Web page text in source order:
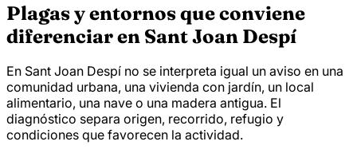
Plagas y entornos que conviene
diferenciar en Sant Joan Despí
En Sant Joan Despí no se interpreta igual un aviso en una
comunidad urbana, una vivienda con jardín, un local
alimentario, una nave o una madera antigua. El
diagnóstico separa origen, recorrido, refugio y
condiciones que favorecen la actividad.